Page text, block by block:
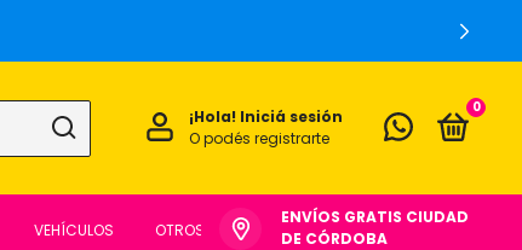
¡Hola! Iniciá sesión
O podés registrarte
0
VEHÍCULOS OTROS
ENVÍOS GRATIS CIUDAD
DE CÓRDOBA